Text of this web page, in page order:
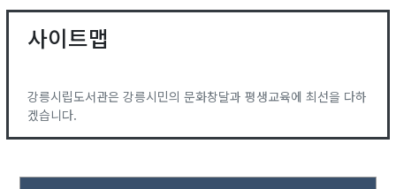
사이트맵
강릉시립도서관은 강릉시민의 문화창달과 평생교육에 최선을 다하
겠습니다.